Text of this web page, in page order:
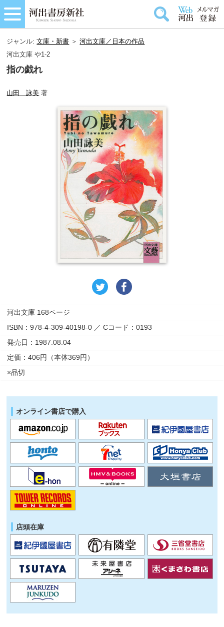
ジャンル:文庫・新書 ＞河出文庫／日本の作品
河出文庫 や1-2
指の戯れ
山田 詠美 著
河出文庫 168ページ
ISBN：978-4-309-40198-0 ／ Cコード：0193
発売日：1987.08.04
定価：406円（本体369円）
×品切
オンライン書店で購入
店頭在庫